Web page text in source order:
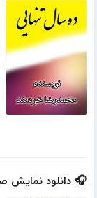
🎧 دانلود نمایش